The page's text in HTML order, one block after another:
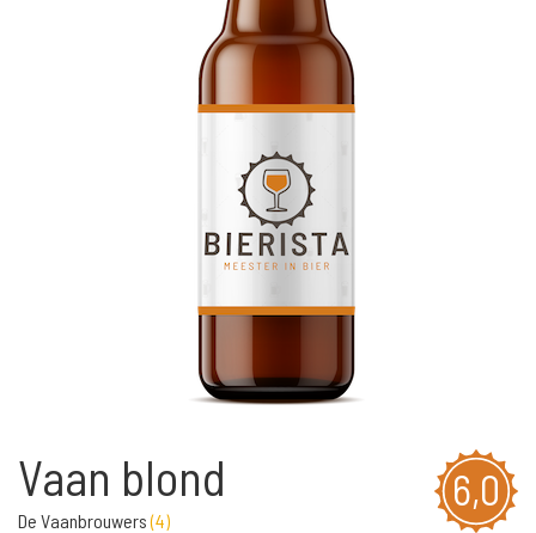
6,0
Vaan blond
De Vaanbrouwers(4)